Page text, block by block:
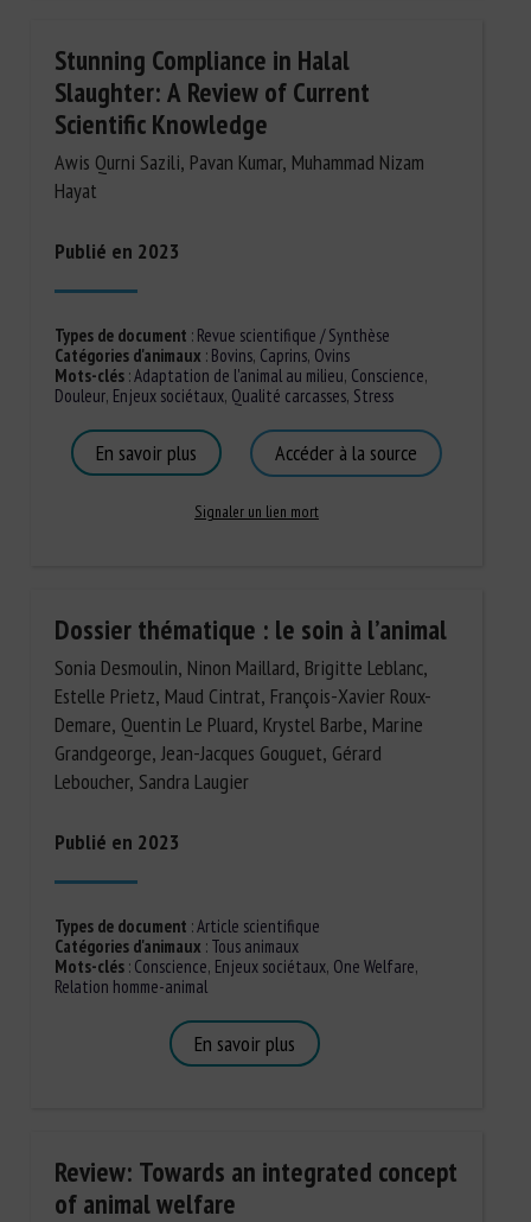
Stunning Compliance in Halal
Slaughter: A Review of Current
Scientific Knowledge
Awis Qurni Sazili, Pavan Kumar, Muhammad Nizam
Hayat
Publié en 2023
Types de document : Revue scientifique / Synthèse
Catégories d'animaux : Bovins, Caprins, Ovins
Mots-clés:Adaptation de l'animal au milieu, Conscience,
Douleur, Enjeux sociétaux, Qualité carcasses, Stress
En savoir plus Accéder à la source
Signaler un lien mort
Dossier thématique : le soin à l’animal
Sonia Desmoulin, Ninon Maillard, Brigitte Leblanc,
Estelle Prietz, Maud Cintrat, François-Xavier Roux-
Demare, Quentin Le Pluard, Krystel Barbe, Marine
Grandgeorge, Jean-Jacques Gouguet, Gérard
Leboucher, Sandra Laugier
Publié en 2023
Types de document :Article scientifique
Catégories d'animaux : Tous animaux
Mots-clés: Conscience, Enjeux sociétaux, One Welfare,
Relation homme-animal
En savoir plus
Review: Towards an integrated concept
of animal welfare